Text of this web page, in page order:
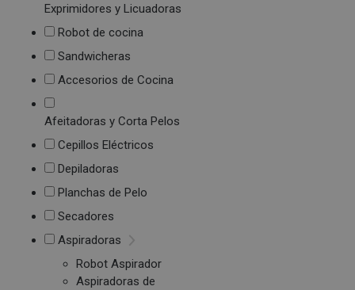
Exprimidores y Licuadoras
Robot de cocina
Sandwicheras
Accesorios de Cocina
Afeitadoras y Corta Pelos
Cepillos Eléctricos
Depiladoras
Planchas de Pelo
Secadores
Aspiradoras
Robot Aspirador
Aspiradoras de